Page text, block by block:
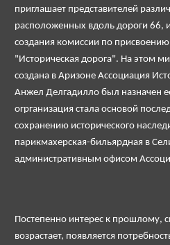
приглашает представителей
расположенных вдоль дороги 66,
создания комиссии по присвоению
"Историческая дорога". На этом
создана в Аризоне Ассоциация
Анжел Делгадилло был назначен
огрганизация стала основой
сохранению исторического
парикмахерская-бильярдная в
административным офисом
Постепенно интерес к прошлому,
возрастает, появляется